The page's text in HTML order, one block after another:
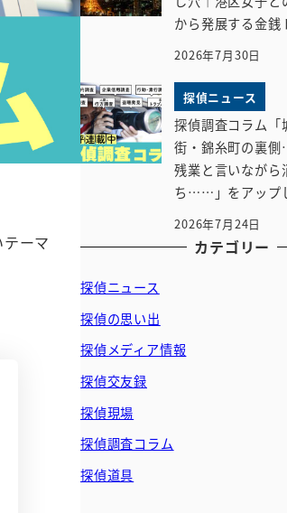
ーマ
から発展する金銭
2026年7月30日
探偵ニュース
探偵調査コラム「
街・錦糸町の裏
残業と言いながら
ち……」をアップ
2026年7月24日
カテゴリー
探偵ニュース
探偵の思い出
探偵メディア情報
探偵交友録
探偵現場
探偵調査コラム
探偵道具